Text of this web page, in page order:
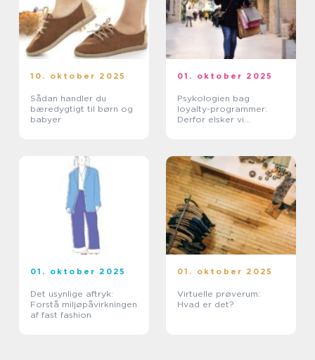
10. oktober 2025
Sådan handler du
bæredygtigt til børn og
babyer
01. oktober 2025
Psykologien bag
loyalty-programmer:
Derfor elsker vi
01. oktober 2025
Det usynlige aftryk:
Forstå miljøpåvirkningen
af fast fashion
01. oktober 2025
Virtuelle prøverum:
Hvad er det?